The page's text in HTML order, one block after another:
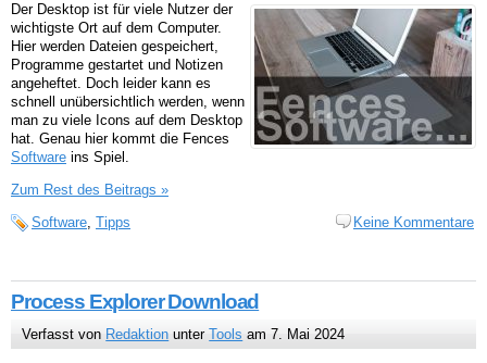
Der Desktop ist für viele Nutzer der
wichtigste Ort auf dem Computer.
Hier werden Dateien gespeichert,
Programme gestartet und Notizen
angeheftet. Doch leider kann es
schnell unübersichtlich werden, wenn
man zu viele Icons auf dem Desktop
hat. Genau hier kommt die Fences
Software ins Spiel.
Zum Rest des Beitrags »
Software Tipps Keine Kommentare
Process Explorer Download
Verfasst von Redaktion unterTools am 7. Mai 2024